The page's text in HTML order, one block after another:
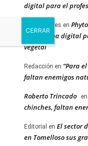
digital para el
Vicent Barres en
plataforma digital
vegetal
Redacción en “Para
faltan enemigos
Roberto Trincado en
chinches, faltan
Editorial en El sector
en Tomelloso sus